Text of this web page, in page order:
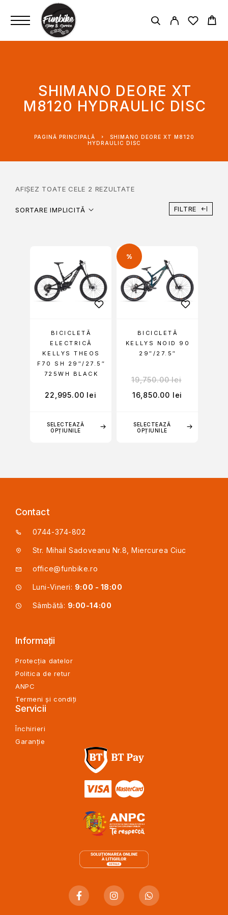
SHIMANO DEORE XT
M8120 HYDRAULIC DISC
PAGINĂ PRINCIPALĂ
SHIMANO DEORE XT M8120
HYDRAULIC DISC
AFIȘEZ TOATE CELE 2 REZULTATE
SORTARE IMPLICITĂ FILTRE
SELECTEAZĂ
OPȚIUNILE
BICICLETĂ
ELECTRICĂ
KELLYS THEOS
F70 SH 29″/27.5″
725WH BLACK
22,995.00 lei
%
SELECTEAZĂ
OPȚIUNILE
BICICLETĂ
KELLYS NOID 90
29″/27.5″
19,750.00lei
16,850.00 lei
Contact
0744-374-802
Str. Mihail Sadoveanu Nr.8, Miercurea Ciuc
office@funbike.ro
Luni-Vineri: 9:00 - 18:00
Sâmbătă: 9:00-14:00
Informații
Protecția datelor
Politica de retur
ANPC
Termeni și condiți
Servicii
Închirieri
Garanție